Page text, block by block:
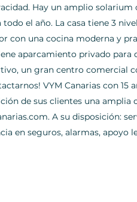
Hay un amplio solarium
el año. La casa tiene 3
con una cocina moderna y
aparcamiento privado para
un gran centro comercial
VYM Canarias con 15
de sus clientes una amplia
A su disposición:
en seguros, alarmas, apoyo